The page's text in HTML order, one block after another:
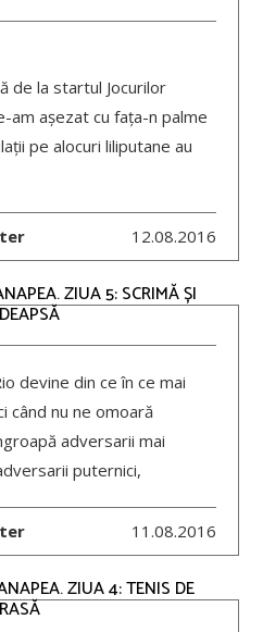
de la startul Jocurilor
am așezat cu fața-n palme
pe alocuri liliputane au
12.08.2016
ZIUA 5: SCRIMĂ ȘI
devine din ce în ce mai
când nu ne omoară
adversarii mai
puternici,
11.08.2016
ZIUA 4: TENIS DE
RASĂ